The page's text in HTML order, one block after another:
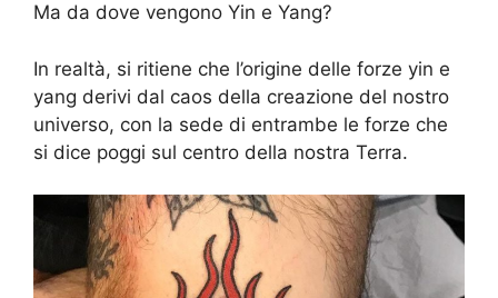
Ma da dove vengono Yin e Yang?
In realtà, si ritiene che l’origine delle forze yin e
yang derivi dal caos della creazione del nostro
universo, con la sede di entrambe le forze che
si dice poggi sul centro della nostra Terra.